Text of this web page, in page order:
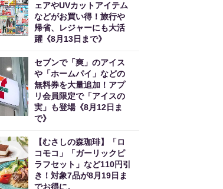
ェアやUVカットアイテム
などがお買い得！旅行や
帰省、レジャーにも大活
躍《8月13日まで》
セブンで「爽」のアイス
や「ホームパイ」などの
無料券を大量追加！アプ
リ会員限定で「アイスの
実」も登場《8月12日ま
で》
【むさしの森珈琲】「ロ
コモコ」「ガーリックピ
ラフセット」など110円引
き！対象7品が8月19日ま
でお得に。